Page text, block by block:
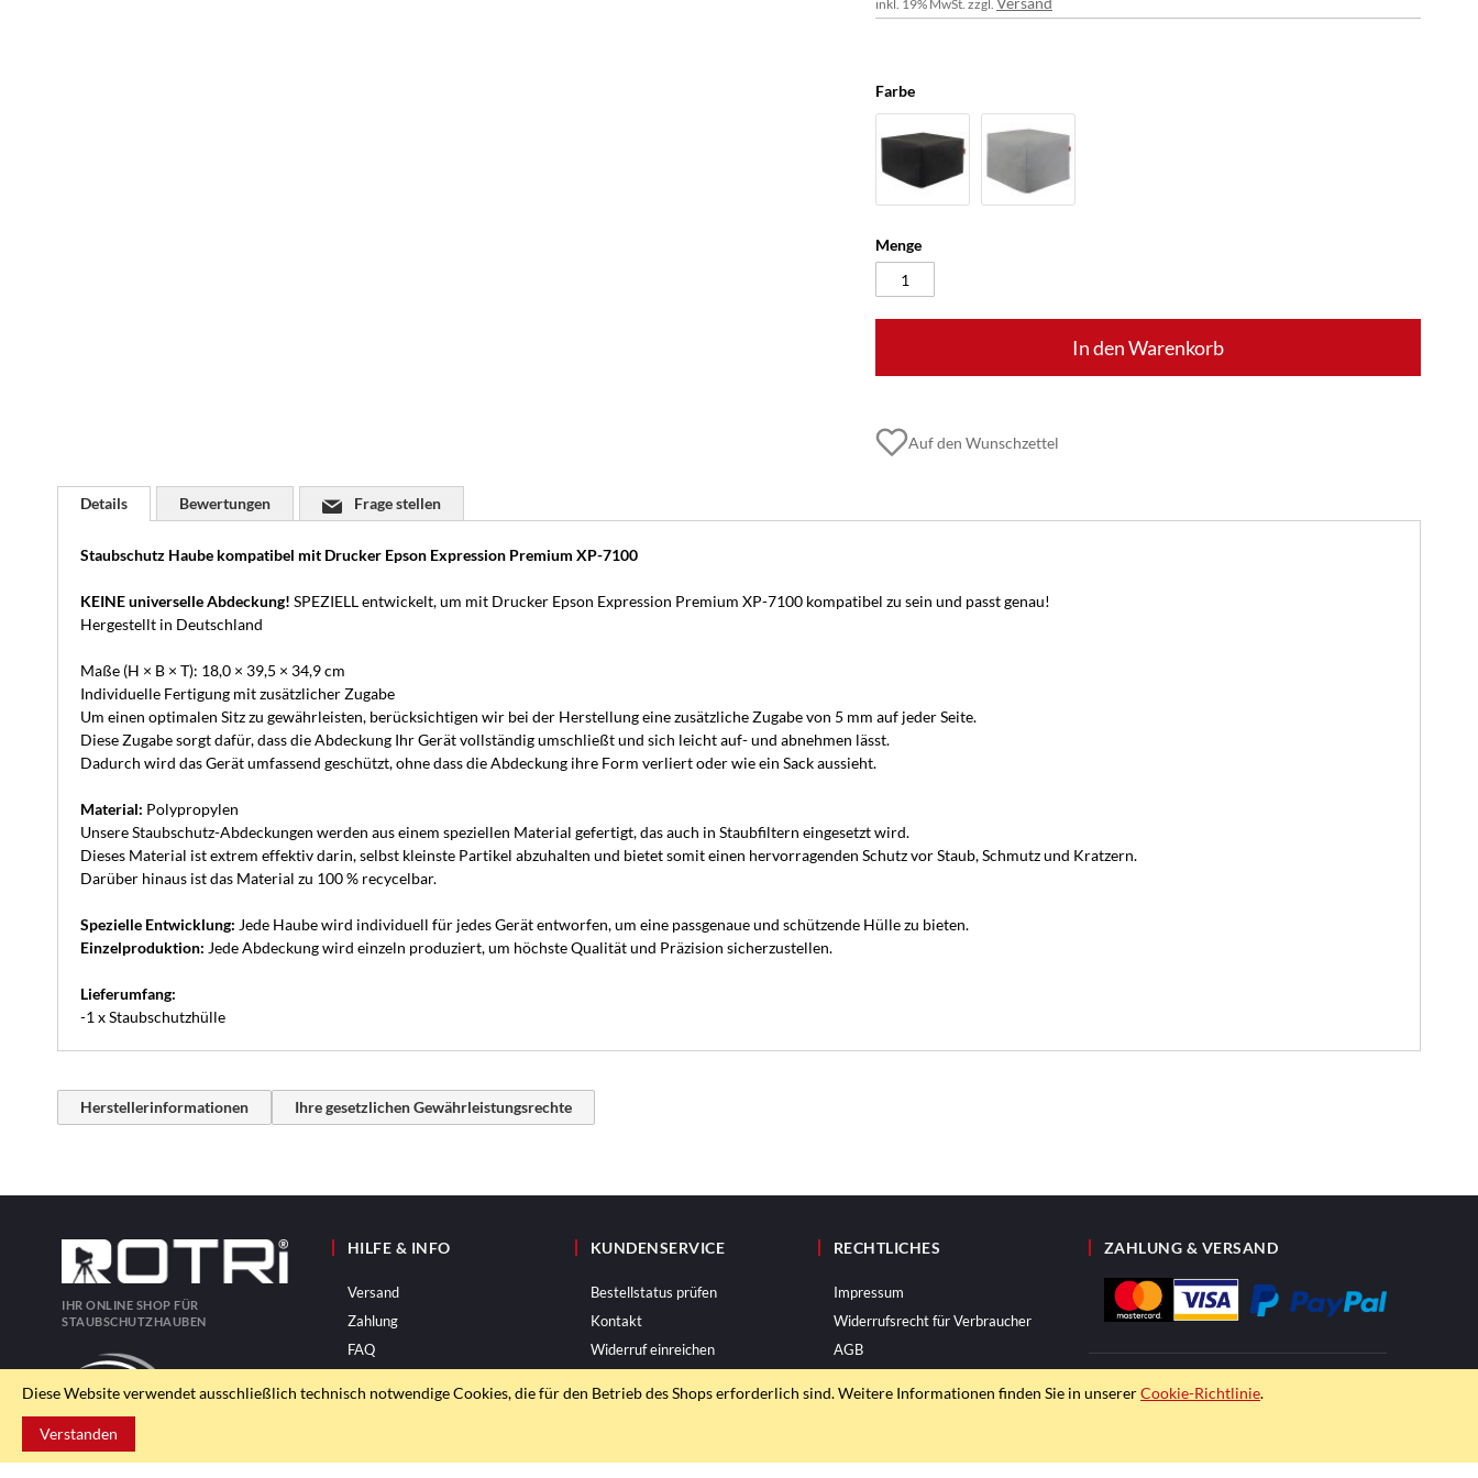
Diese Website verwendet ausschließlich technisch notwendige Cookies, die für den Betrieb des Shops erforderlich sind. Weitere Informationen finden Sie in unsererCookie-Richtlinie.
Verstanden
inkl. 19% MwSt. zzgl.
Farbe
Menge
In den Warenkorb
Auf den Wunschzettel
Details
Staubschutz Haube kompatibel mit Drucker Epson Expression Premium XP-7100
KEINE universelle Abdeckung! SPEZIELL entwickelt, um mit Drucker Epson Expression Premium XP-7100 kompatibel zu sein und passt genau!
Hergestellt in Deutschland
Maße (H × B × T): 18,0 × 39,5 × 34,9 cm
Individuelle Fertigung mit zusätzlicher Zugabe
Um einen optimalen Sitz zu gewährleisten, berücksichtigen wir bei der Herstellung eine zusätzliche Zugabe von 5 mm auf jeder Seite.
Diese Zugabe sorgt dafür, dass die Abdeckung Ihr Gerät vollständig umschließt und sich leicht auf- und abnehmen lässt.
Dadurch wird das Gerät umfassend geschützt, ohne dass die Abdeckung ihre Form verliert oder wie ein Sack aussieht.
Material: Polypropylen
Unsere Staubschutz-Abdeckungen werden aus einem speziellen Material gefertigt, das auch in Staubfiltern eingesetzt wird.
Dieses Material ist extrem effektiv darin, selbst kleinste Partikel abzuhalten und bietet somit einen hervorragenden Schutz vor Staub, Schmutz und Kratzern.
Darüber hinaus ist das Material zu 100 % recycelbar.
Spezielle Entwicklung: Jede Haube wird individuell für jedes Gerät entworfen, um eine passgenaue und schützende Hülle zu bieten.
Einzelproduktion: Jede Abdeckung wird einzeln produziert, um höchste Qualität und Präzision sicherzustellen.
Lieferumfang:
-1 x Staubschutzhülle
Bewertungen Frage stellen
Herstellerinformationen Ihre gesetzlichen Gewährleistungsrechte
IHR ONLINE SHOP FÜR
STAUBSCHUTZHAUBEN
HILFE & INFO
Versand
Zahlung
FAQ
KUNDENSERVICE
Bestellstatus prüfen
Kontakt
Widerruf einreichen
RECHTLICHES
Impressum
Widerrufsrecht für Verbraucher
AGB
ZAHLUNG & VERSAND